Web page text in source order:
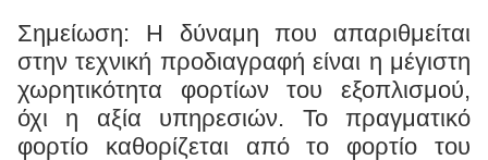
Σημείωση: Η δύναμη που απαριθμείται
στην τεχνική προδιαγραφή είναι η μέγιστη
χωρητικότητα φορτίων του εξοπλισμού,
όχι η αξία υπηρεσιών. Το πραγματικό
φορτίο καθορίζεται από το φορτίο του